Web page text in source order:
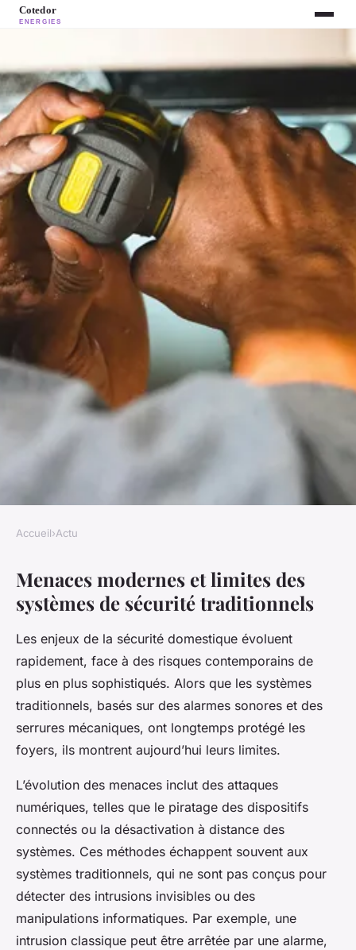
Comment améliorer la
sécurité de votre maison avec
des innovations
technologiques ?
Antoine 23 juillet 2025 5 min de lecture
Accueil›Actu
Menaces modernes et limites des
systèmes de sécurité traditionnels
Les enjeux de la sécurité domestique évoluent
rapidement, face à des risques contemporains de
plus en plus sophistiqués. Alors que les systèmes
traditionnels, basés sur des alarmes sonores et des
serrures mécaniques, ont longtemps protégé les
foyers, ils montrent aujourd’hui leurs limites.
L’évolution des menaces inclut des attaques
numériques, telles que le piratage des dispositifs
connectés ou la désactivation à distance des
systèmes. Ces méthodes échappent souvent aux
systèmes traditionnels, qui ne sont pas conçus pour
détecter des intrusions invisibles ou des
manipulations informatiques. Par exemple, une
intrusion classique peut être arrêtée par une alarme,